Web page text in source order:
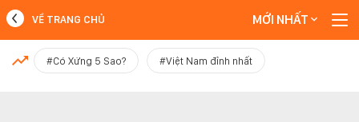
MỚI NHẤT
VỀ TRANG CHỦ MỚI NHẤT
#Có Xứng 5 Sao? #Việt Nam đỉnh nhất